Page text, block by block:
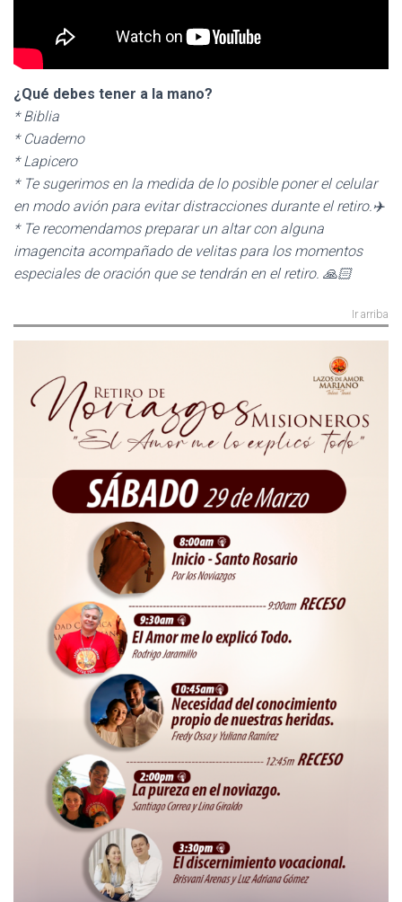
¿Qué debes tener a la mano?
* Biblia
* Cuaderno
* Lapicero
* Te sugerimos en la medida de lo posible poner el celular
en modo avión para evitar distracciones durante el retiro.✈️
* Te recomendamos preparar un altar con alguna
imagencita acompañado de velitas para los momentos
especiales de oración que se tendrán en el retiro. 🙏🏻
Ir arriba